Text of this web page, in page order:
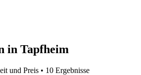
in Tapfheim
und Preis • 10 Ergebnisse